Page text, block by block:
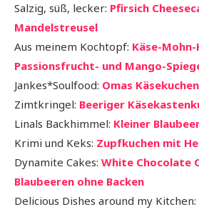
Salzig, süß, lecker: Pfirsich
Mandelstreusel
Aus meinem Kochtopf: Käse-
Passionsfrucht- und Mango-
Jankes*Soulfood: Omas
Zimtkringel: Beeriger
Linals Backhimmel: Kleiner
Krimi und Keks: Zupfkuchen mit
Dynamite Cakes: White Chocolate
Blaubeeren ohne Backen
Delicious Dishes around my Kitchen: